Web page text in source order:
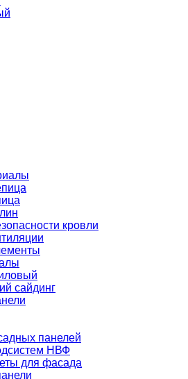
кровли
сайдинг
панелей
НВФ
для фасада